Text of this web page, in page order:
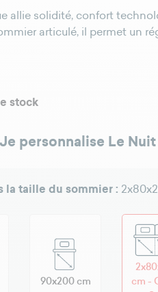
allie solidité, confort
articulé, il permet un
stock
Je personnalise Le
la taille du sommier :
90x200 cm
cm -